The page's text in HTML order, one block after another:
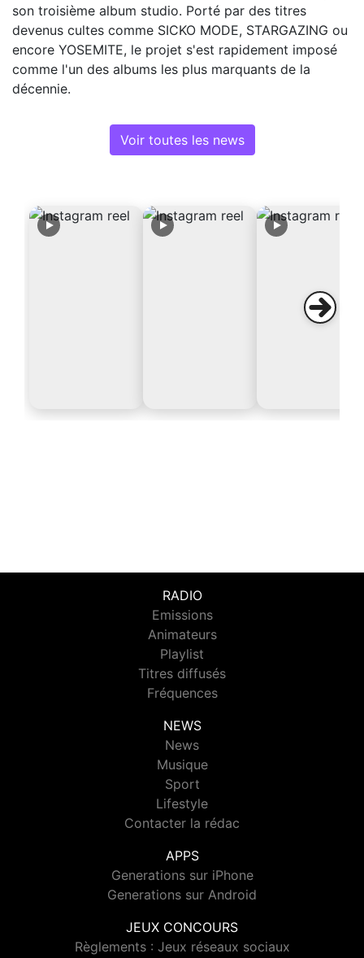
son troisième album studio. Porté par des titres
devenus cultes comme SICKO MODE, STARGAZING ou
encore YOSEMITE, le projet s'est rapidement imposé
comme l'un des albums les plus marquants de la
décennie.
Voir toutes les news
RADIO
Emissions
Animateurs
Playlist
Titres diffusés
Fréquences
NEWS
News
Musique
Sport
Lifestyle
Contacter la rédac
APPS
Generations sur iPhone
Generations sur Android
JEUX CONCOURS
Règlements : Jeux réseaux sociaux